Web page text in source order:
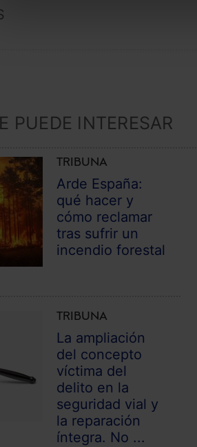
PUEDE INTERESAR
TRIBUNA
Arde España:
qué hacer y
cómo reclamar
tras sufrir un
incendio forestal
TRIBUNA
La ampliación
del concepto
víctima del
delito en la
seguridad vial y
la reparación
íntegra. No ...